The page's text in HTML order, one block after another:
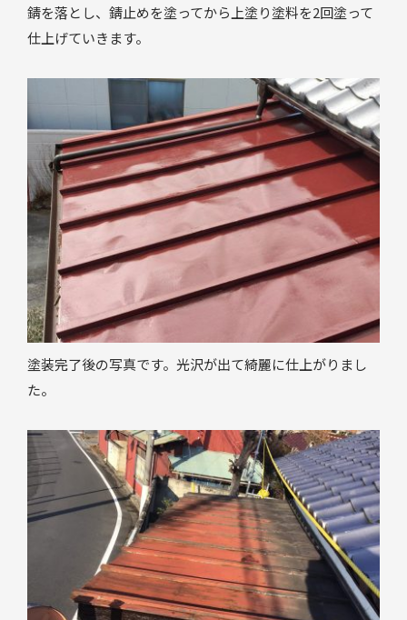
錆を落とし、錆止めを塗ってから上塗り塗料を2回塗って
仕上げていきます。
塗装完了後の写真です。光沢が出て綺麗に仕上がりまし
た。